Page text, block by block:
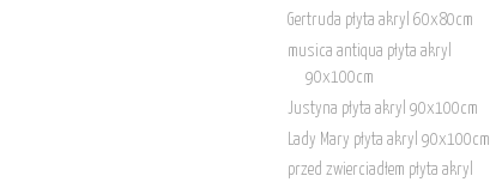
Gertruda płyta akryl 60x80cm
musica antiqua płyta akryl
90x100cm
Justyna płyta akryl 90x100cm
Lady Mary płyta akryl 90x100cm
przed zwierciadłem płyta akryl